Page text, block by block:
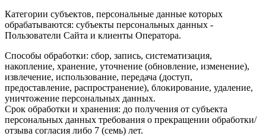
Категории субъектов, персональные данные которых
обрабатываются: субъекты персональных данных -
Пользователи Сайта и клиенты Оператора.
Способы обработки: сбор, запись, систематизация,
накопление, хранение, уточнение (обновление, изменение),
извлечение, использование, передача (доступ,
предоставление, распространение), блокирование, удаление,
уничтожение персональных данных.
Срок обработки и хранения: до получения от субъекта
персональных данных требования о прекращении обработки/
отзыва согласия либо 7 (семь) лет.